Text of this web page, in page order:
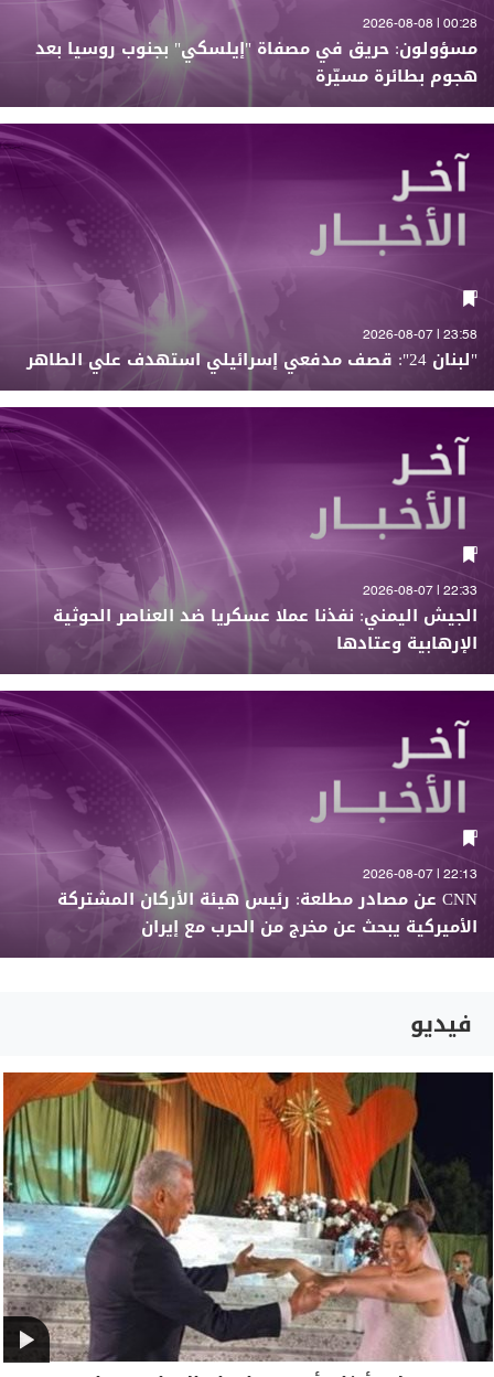
00:28 | 2026-08-08
مسؤولون: حريق في مصفاة "إيلسكي" بجنوب روسيا بعد
هجوم بطائرة مسيّرة
23:58 | 2026-08-07
"لبنان 24": قصف مدفعي إسرائيلي استهدف علي الطاهر
22:33 | 2026-08-07
الجيش اليمني: نفذنا عملا عسكريا ضد العناصر الحوثية
الإرهابية وعتادها
22:13 | 2026-08-07
CNN عن مصادر مطلعة: رئيس هيئة الأركان المشتركة
الأميركية يبحث عن مخرج من الحرب مع إيران
فيديو